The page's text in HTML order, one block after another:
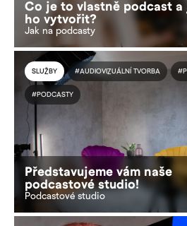
Co je to vlastně podcast a
ho vytvořit?
Jak na podcasty
SLUŽBY #AUDIOVIZUÁLNÍ TVORBA
#PODCASTY
Představujeme vám naše
podcastové studio!
Podcastové studio